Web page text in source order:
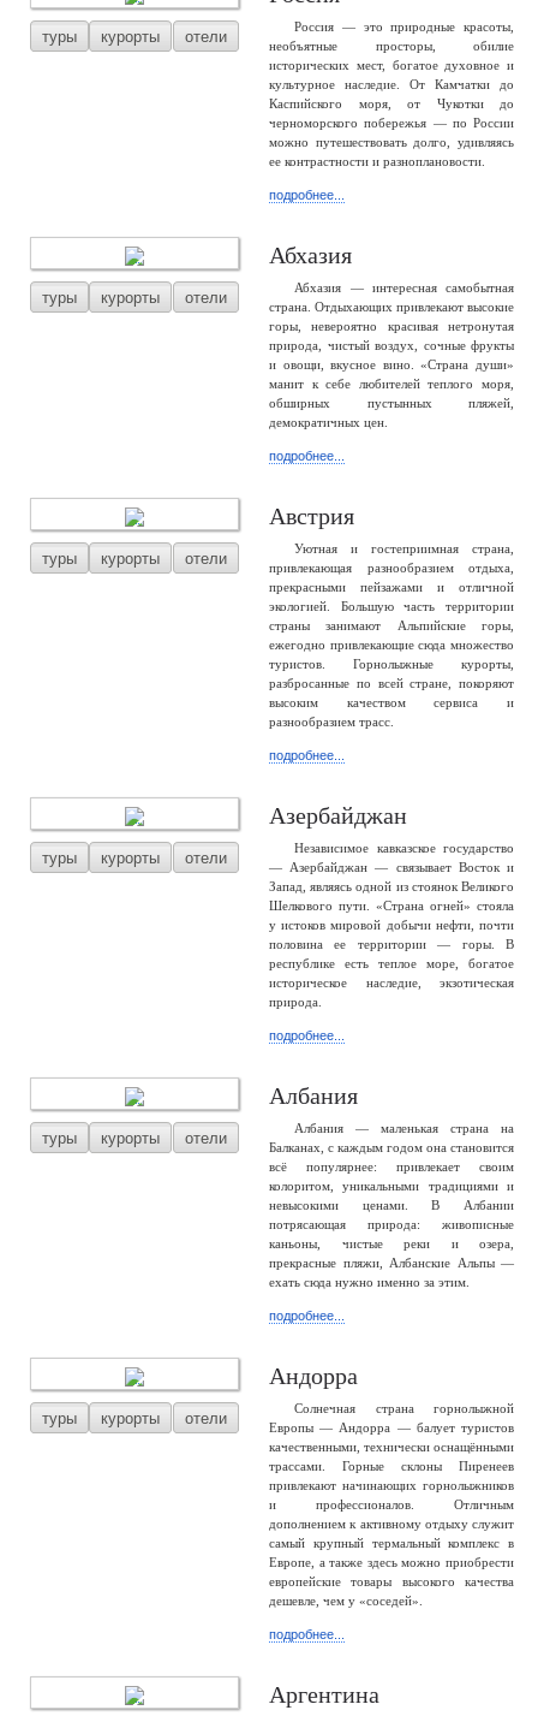
туры курорты отели
Россия — это природные красоты,
необъятные просторы, обилие
исторических мест, богатое духовное и
культурное наследие. От Камчатки до
Каспийского моря, от Чукотки до
черноморского побережья — по России
можно путешествовать долго, удивляясь
ее контрастности и разноплановости.
подробнее...
туры курорты отели
Абхазия
Абхазия — интересная самобытная
страна. Отдыхающих привлекают высокие
горы, невероятно красивая нетронутая
природа, чистый воздух, сочные фрукты
и овощи, вкусное вино. «Страна души»
манит к себе любителей теплого моря,
обширных пустынных пляжей,
демократичных цен.
подробнее...
туры курорты отели
Австрия
Уютная и гостеприимная страна,
привлекающая разнообразием отдыха,
прекрасными пейзажами и отличной
экологией. Большую часть территории
страны занимают Альпийские горы,
ежегодно привлекающие сюда множество
туристов. Горнолыжные курорты,
разбросанные по всей стране, покоряют
высоким качеством сервиса и
разнообразием трасс.
подробнее...
туры курорты отели
Азербайджан
Независимое кавказское государство
— Азербайджан — связывает Восток и
Запад, являясь одной из стоянок Великого
Шелкового пути. «Страна огней» стояла
у истоков мировой добычи нефти, почти
половина ее территории — горы. В
республике есть теплое море, богатое
историческое наследие, экзотическая
природа.
подробнее...
туры курорты отели
Албания
Албания — маленькая страна на
Балканах, с каждым годом она становится
всё популярнее: привлекает своим
колоритом, уникальными традициями и
невысокими ценами. В Албании
потрясающая природа: живописные
каньоны, чистые реки и озера,
прекрасные пляжи, Албанские Альпы —
ехать сюда нужно именно за этим.
подробнее...
туры курорты отели
Андорра
Солнечная страна горнолыжной
Европы — Андорра — балует туристов
качественными, технически оснащёнными
трассами. Горные склоны Пиренеев
привлекают начинающих горнолыжников
и профессионалов. Отличным
дополнением к активному отдыху служит
самый крупный термальный комплекс в
Европе, а также здесь можно приобрести
европейские товары высокого качества
дешевле, чем у «соседей».
подробнее...
Аргентина